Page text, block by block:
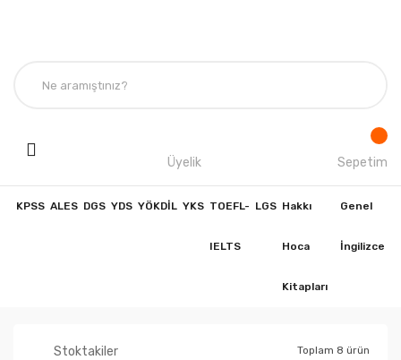
Üyelik Sepetim
KPSS ALES DGS YDS YÖKDİL YKS TOEFL-
IELTS
LGS Hakkı
Hoca
Kitapları
Genel
İngilizce
Stoktakiler Toplam 8 ürün